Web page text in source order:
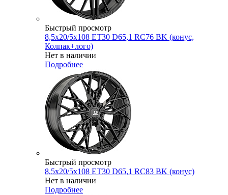
Быстрый просмотр
8,5x20/5x108 ET30 D65,1 RC76 BK (конус,
Колпак+лого)
Нет в наличии
Подробнее
Быстрый просмотр
8,5x20/5x108 ET30 D65,1 RC83 BK (конус)
Нет в наличии
Подробнее